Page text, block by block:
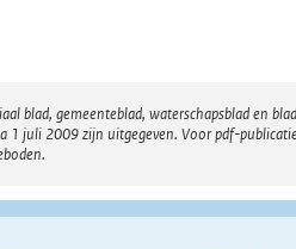
blad, gemeenteblad, waterschapsblad en
juli 2009 zijn uitgegeven. Voor pdf-